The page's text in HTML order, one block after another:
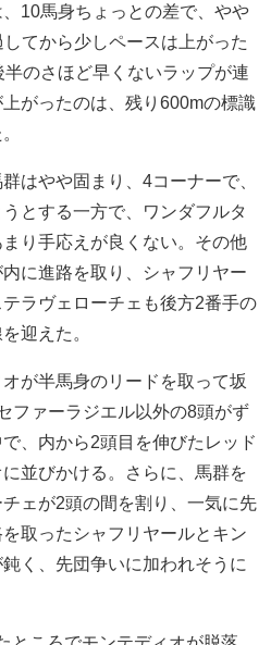
10馬身ちょっとの差で、やや
てから少しペースは上がった
のさほど早くないラップが連
がったのは、残り600mの標識
はやや固まり、4コーナーで、
とする一方で、ワンダフルタ
り手応えが良くない。その他
に進路を取り、シャフリヤー
ラヴェローチェも後方2番手の
迎えた。
が半馬身のリードを取って坂
ファーラジエル以外の8頭がず
、内から2頭目を伸びたレッド
並びかける。さらに、馬群を
ェが2頭の間を割り、一気に先
取ったシャフリヤールとキン
く、先団争いに加われそうに
ところでモンテディオが脱落。